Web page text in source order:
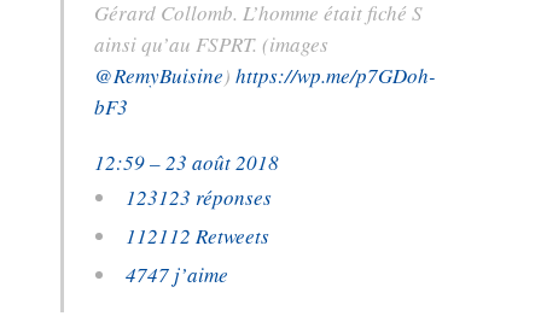
Gérard Collomb. L’homme était fiché S
ainsi qu’au FSPRT. (images
@RemyBuisine) https://wp.me/p7GDoh-
bF3
12:59 – 23 août 2018
123123 réponses
112112 Retweets
4747 j’aime